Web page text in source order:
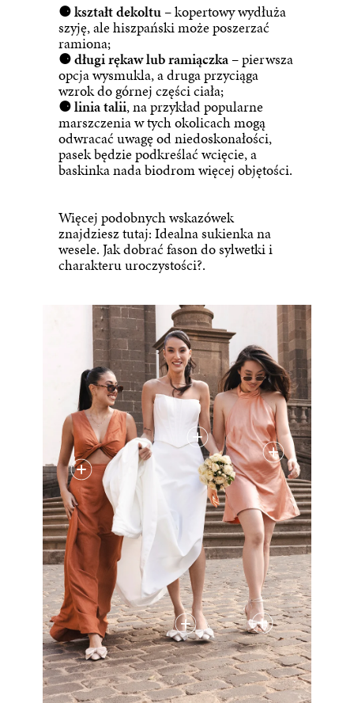
⚈ kształt dekoltu– kopertowy wydłuża
szyję, ale hiszpański może poszerzać
ramiona;
⚈ długi rękaw lub ramiączka– pierwsza
opcja wysmukla, a druga przyciąga
wzrok do górnej części ciała;
⚈ linia talii, na przykład popularne
marszczenia w tych okolicach mogą
odwracać uwagę od niedoskonałości,
pasek będzie podkreślać wcięcie, a
baskinka nada biodrom więcej objętości.
Więcej podobnych wskazówek
znajdziesz tutaj: Idealna sukienka na
wesele. Jak dobrać fason do sylwetki i
charakteru uroczystości?.